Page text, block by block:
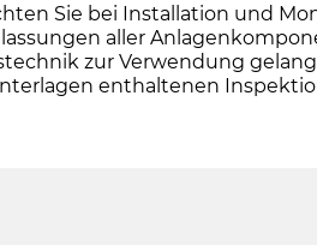
Sie bei Installation und
aller
zur Verwendung
enthaltenen